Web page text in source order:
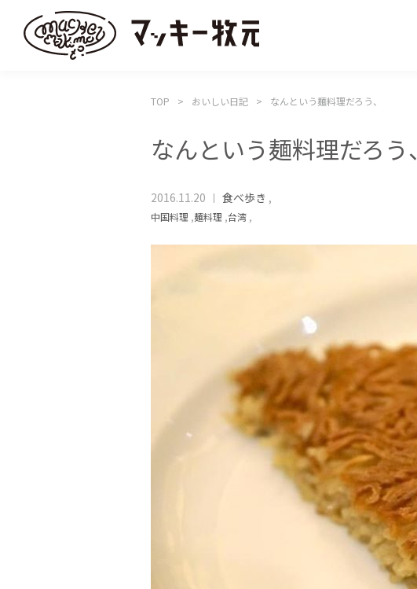
TOP おいしい日記 なんという麺料理だろう、
なんという麺料理だろう、
2016.11.20 食べ歩き ,
中国料理 ,麺料理 ,台湾 ,